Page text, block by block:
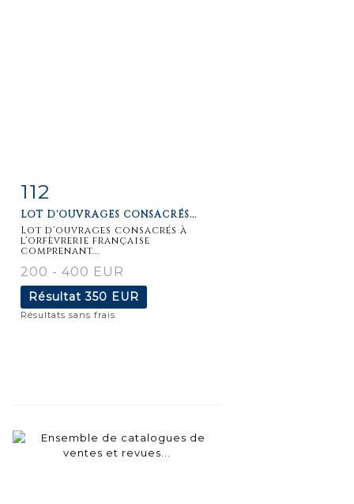
détaillée
112
LOT D'OUVRAGES CONSACRÉS...
Lot d'ouvrages consacrés à
l'orfèvrerie française
comprenant...
200 - 400 EUR
Résultat350 EUR
Résultats sans frais